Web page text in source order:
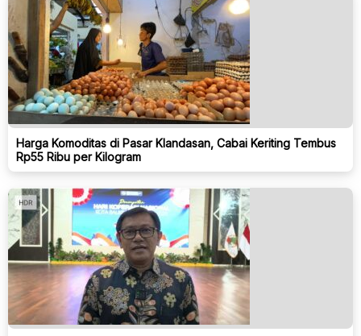
Harga Komoditas di Pasar Klandasan, Cabai Keriting Tembus
Rp55 Ribu per Kilogram